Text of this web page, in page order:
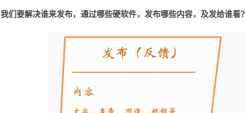
我们要解决谁来发布，通过哪些硬软件，发布哪些内容，及发给谁看？